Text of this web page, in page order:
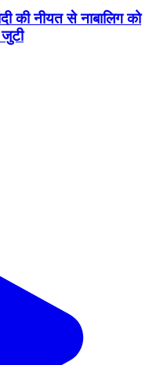
की नीयत से नाबालिग को